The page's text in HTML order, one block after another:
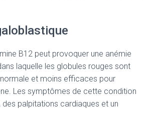
B12 peut provoquer une anémie
laquelle les globules rouges sont
et moins efficaces pour
Les symptômes de cette condition
des palpitations cardiaques et un